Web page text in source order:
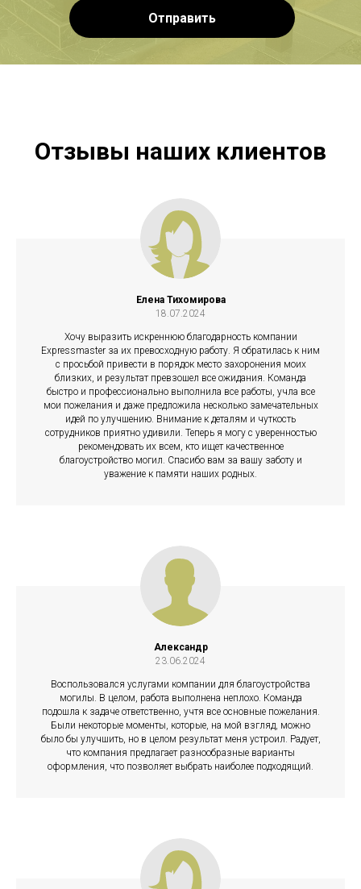
Отправить
Отзывы наших клиентов
Елена Тихомирова
18.07.2024
Хочу выразить искреннюю благодарность компании
Expressmaster за их превосходную работу. Я обратилась к ним
с просьбой привести в порядок место захоронения моих
близких, и результат превзошел все ожидания. Команда
быстро и профессионально выполнила все работы, учла все
мои пожелания и даже предложила несколько замечательных
идей по улучшению. Внимание к деталям и чуткость
сотрудников приятно удивили. Теперь я могу с уверенностью
рекомендовать их всем, кто ищет качественное
благоустройство могил. Спасибо вам за вашу заботу и
уважение к памяти наших родных.
Александр
23.06.2024
Воспользовался услугами компании для благоустройства
могилы. В целом, работа выполнена неплохо. Команда
подошла к задаче ответственно, учтя все основные пожелания.
Были некоторые моменты, которые, на мой взгляд, можно
было бы улучшить, но в целом результат меня устроил. Радует,
что компания предлагает разнообразные варианты
оформления, что позволяет выбрать наиболее подходящий.